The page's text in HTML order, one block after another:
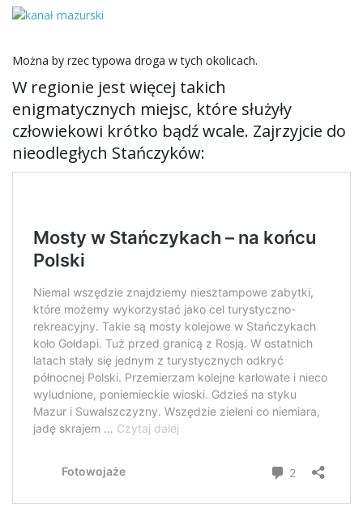
Można by rzec typowa droga w tych okolicach.
W regionie jest więcej takich
enigmatycznych miejsc, które służyły
człowiekowi krótko bądź wcale. Zajrzyjcie do
nieodległych Stańczyków: